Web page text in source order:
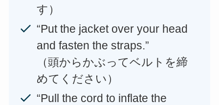
す）
“Put the jacket over your head
and fasten the straps.”
（頭からかぶってベルトを締
めてください）
“Pull the cord to inflate the